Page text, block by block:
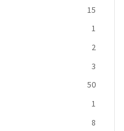
15
1
2
3
50
1
8